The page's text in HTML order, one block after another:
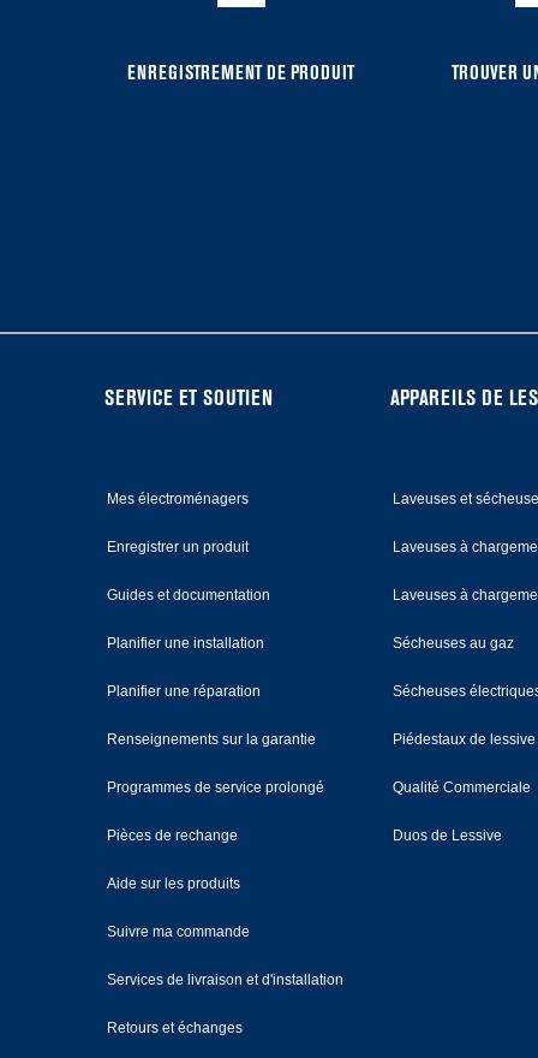
page
ENREGISTREMENT DE PRODUIT TROUVER
FOOTER
SERVICE ET SOUTIEN
Mes électroménagers
Enregistrer un produit
Guides et documentation
Planifier une installation
Planifier une réparation
Renseignements sur la garantie
Programmes de service prolongé
Pièces de rechange
Aide sur les produits
Suivre ma commande
Services de livraison et d'installation
Retours et échanges
APPAREILS DE
Laveuses et
Laveuses à
Laveuses à
Sécheuses au gaz
Sécheuses
Piédestaux de lessive
Qualité Commerciale
Duos de Lessive